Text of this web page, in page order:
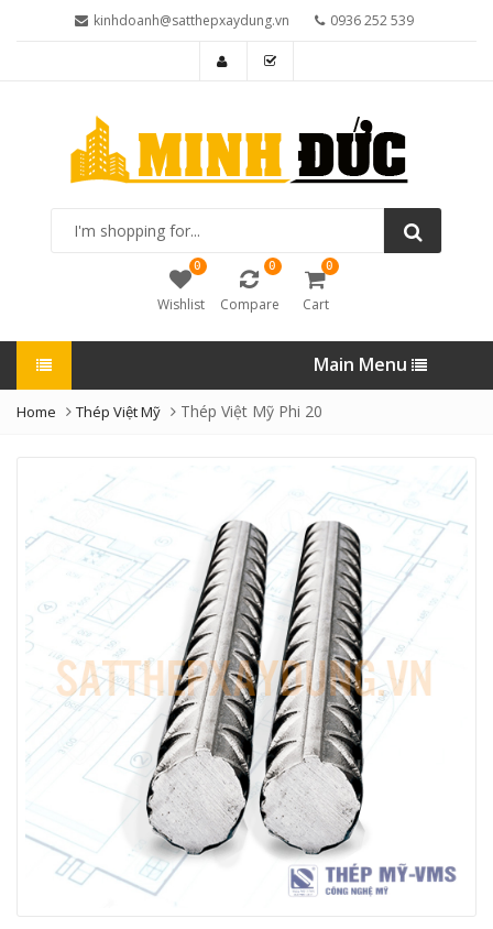
kinhdoanh@satthepxaydung.vn 0936 252 539
shopping
0
Wishlist
0
Compare
0
Cart
Main Menu
Home Thép Việt Mỹ Thép Việt Mỹ Phi 20